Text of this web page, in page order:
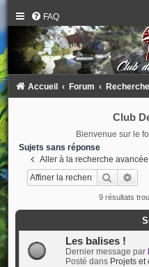
FAQ
Accueil Forum
Club
Bienvenue sur le
Sujets sans réponse
Aller à la recherche avancée
9 résultats
Les balises !
Dernier message par
Posté dans Projets et